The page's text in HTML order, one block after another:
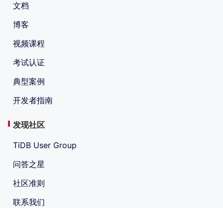
文档
博客
视频课程
考试认证
典型案例
开发者指南
发现社区
TiDB User Group
问答之星
社区准则
联系我们